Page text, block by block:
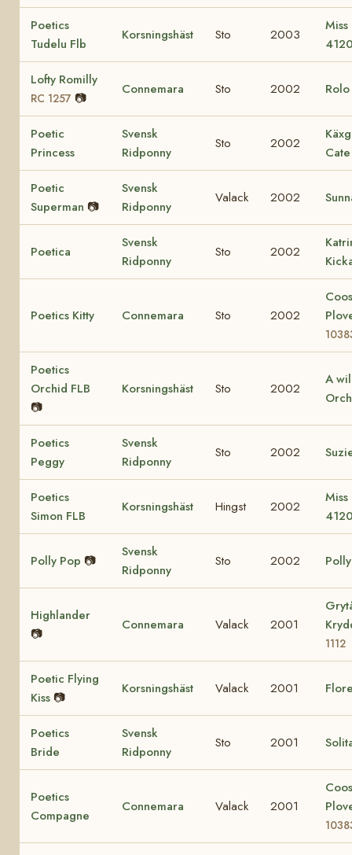
Poetics
Tudelu Flb
Korsningshäst Sto 2003
Miss
Lofty Romilly
RC 1257 📷
Connemara Sto 2002 Rolo
Poetic
Princess
Svensk
Ridponny
Sto 2002
Cate
Poetic
Superman 📷
Svensk
Ridponny
Valack 2002
Poetica
Svensk
Ridponny
Sto 2002
Poetics Kitty Connemara Sto 2002
Poetics
Orchid FLB
📷
Korsningshäst Sto 2002
A
Poetics
Peggy
Svensk
Ridponny
Sto 2002
Poetics
Simon FLB
Korsningshäst Hingst 2002
Miss
Polly Pop 📷
Svensk
Ridponny
Sto 2002
Highlander
📷
Connemara Valack 2001
1112
Poetic Flying
Kiss 📷
Korsningshäst Valack 2001
Poetics
Bride
Svensk
Ridponny
Sto 2001
Poetics
Compagne
Connemara Valack 2001